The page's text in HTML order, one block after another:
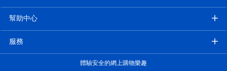
遊戲及拼圖系列
戶外及運動用品
Barbie芭比
幫助中心
服務
體驗安全的網上購物樂趣